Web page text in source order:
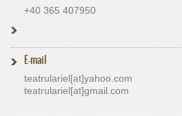
+40 365 407950
E-mail
teatrulariel[at]​yahoo.com
teatrulariel[at]​gmail.com